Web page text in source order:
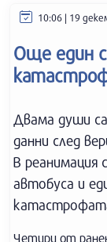
10:06 | 19
Още един
Двама души
данни след
В реанимация
автобуса и
Четири от